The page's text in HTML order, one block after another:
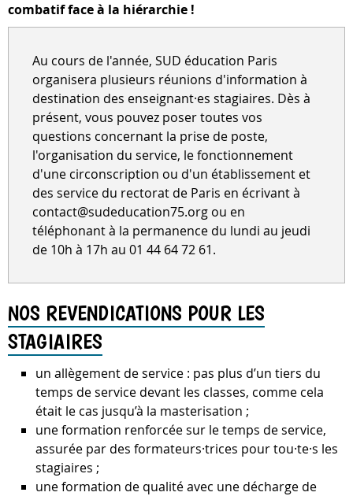
combatif face à la hiérarchie !
Au cours de l'année, SUD éducation Paris
organisera plusieurs réunions d'information à
destination des enseignant·es stagiaires. Dès à
présent, vous pouvez poser toutes vos
questions concernant la prise de poste,
l'organisation du service, le fonctionnement
d'une circonscription ou d'un établissement et
des service du rectorat de Paris en écrivant à
contact@sudeducation75.org ou en
téléphonant à la permanence du lundi au jeudi
de 10h à 17h au 01 44 64 72 61.
NOS REVENDICATIONS POUR LES
STAGIAIRES
un allègement de service : pas plus d’un tiers du
temps de service devant les classes, comme cela
était le cas jusqu’à la masterisation ;
une formation renforcée sur le temps de service,
assurée par des formateurs·trices pour tou·te·s les
stagiaires ;
une formation de qualité avec une décharge de